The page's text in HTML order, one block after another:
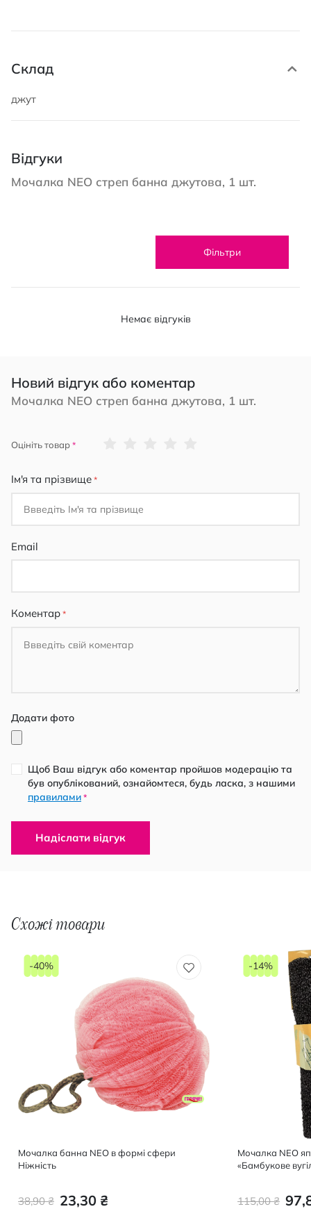
Склад
джут
Відгуки
Мочалка NEO стреп банна джутова, 1 шт.
Фільтри
Немає відгуків
Новий відгук або коментар
Мочалка NEO стреп банна джутова, 1 шт.
Оцініть товар
Ім'я та прізвище
Email
Коментар
Додати фото
Щоб Ваш відгук або коментар пройшов модерацію та
був опублікований, ознайомтеся, будь ласка, з нашими
правилами *
Надіслати відгук
Схожі товари
Мочалка банна NEO в формі сфери
Ніжність
23,30 ₴
38,90 ₴
-40%
Мочалка NEO
«Бамбукове
115,00 ₴
-14%